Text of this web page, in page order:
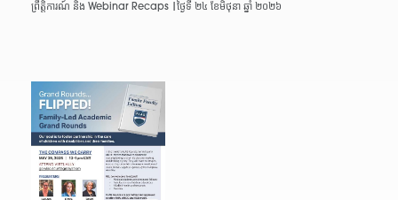
ព្រឹត្តិការណ៍ និង Webinar Recaps | ថ្ងៃទី ២៤ ខែមិថុនា ឆ្នាំ ២០២៦